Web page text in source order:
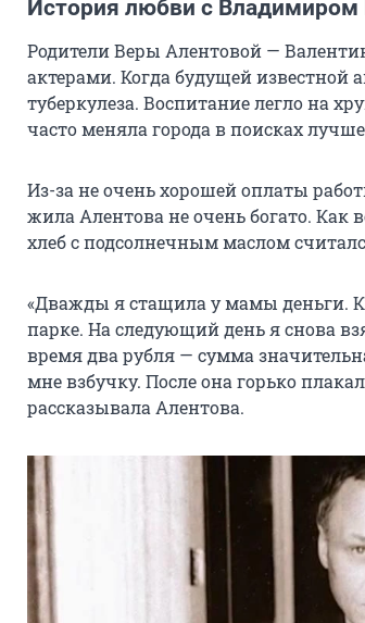
История любви с
Родители Веры Алентовой —
актерами. Когда будущей известной
туберкулеза. Воспитание легло на
часто меняла города в поисках
Из-за не очень хорошей оплаты
жила Алентова не очень богато. Как
хлеб с подсолнечным маслом
«Дважды я стащила у мамы деньги.
парке. На следующий день я снова
время два рубля — сумма
мне взбучку. После она горько
рассказывала Алентова.